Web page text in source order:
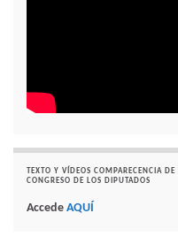
TEXTO Y VÍDEOS COMPARECENCIA
CONGRESO DE LOS DIPUTADOS
Accede AQUÍ